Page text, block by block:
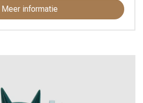
Meer informatie